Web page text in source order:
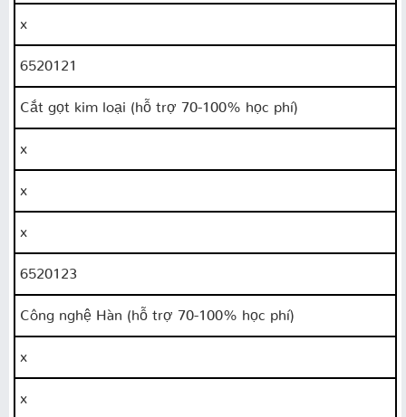
x
6520121
Cắt gọt kim loại (hỗ trợ 70-100% học phí)
x
x
x
6520123
Công nghệ Hàn (hỗ trợ 70-100% học phí)
x
x